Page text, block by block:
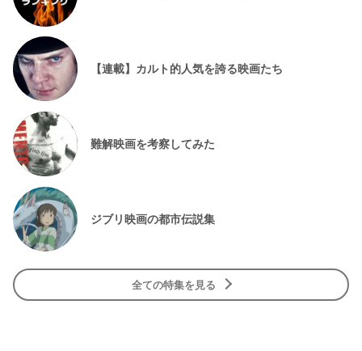
【連載】カルト的人気を誇る映画たち
難解映画を考察してみた
ジブリ映画の都市伝説集
全ての特集を見る